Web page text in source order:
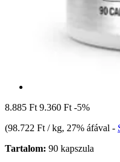
8.885 Ft 9.360 Ft -5%
(98.722 Ft / kg, 27% áfával -
Tartalom: 90 kapszula